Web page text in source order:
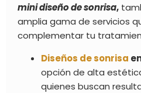
mini diseño de sonrisa,
amplia gama de servicios
complementar tu
Diseños de sonrisa
opción de alta
quienes buscan